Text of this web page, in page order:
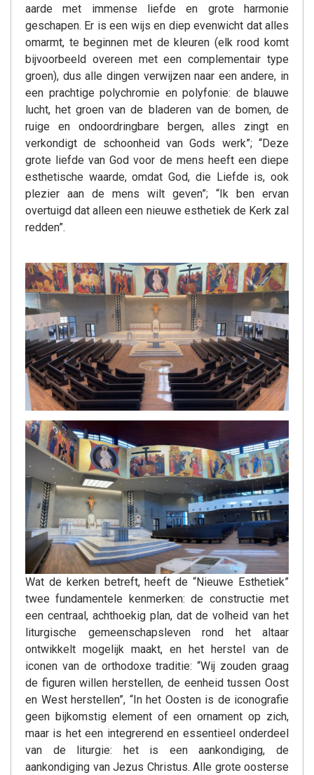
aarde met immense liefde en grote harmonie
geschapen. Er is een wijs en diep evenwicht dat alles
omarmt, te beginnen met de kleuren (elk rood komt
bijvoorbeeld overeen met een complementair type
groen), dus alle dingen verwijzen naar een andere, in
een prachtige polychromie en polyfonie: de blauwe
lucht, het groen van de bladeren van de bomen, de
ruige en ondoordringbare bergen, alles zingt en
verkondigt de schoonheid van Gods werk”; “Deze
grote liefde van God voor de mens heeft een diepe
esthetische waarde, omdat God, die Liefde is, ook
plezier aan de mens wilt geven”; “Ik ben ervan
overtuigd dat alleen een nieuwe esthetiek de Kerk zal
redden”.
Wat de kerken betreft, heeft de “Nieuwe Esthetiek”
twee fundamentele kenmerken: de constructie met
een centraal, achthoekig plan, dat de volheid van het
liturgische gemeenschapsleven rond het altaar
ontwikkelt mogelijk maakt, en het herstel van de
iconen van de orthodoxe traditie: “Wij zouden graag
de figuren willen herstellen, de eenheid tussen Oost
en West herstellen”, “In het Oosten is de iconografie
geen bijkomstig element of een ornament op zich,
maar is het een integrerend en essentieel onderdeel
van de liturgie: het is een aankondiging, de
aankondiging van Jezus Christus. Alle grote oosterse